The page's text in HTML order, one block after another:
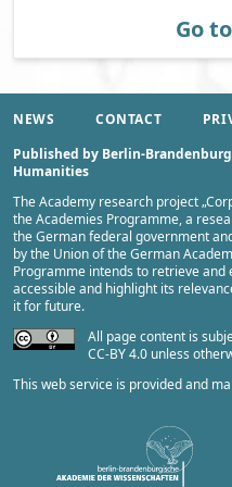
Go
NEWS CONTACT
Published by Berlin-
Humanities
The Academy research project „
theAcademies Programme, a
the German federal government
by the Union of the German
Programme intends to retrieve
accessible and highlight its
it for future.
All page content is
CC-BY 4.0 unless
This web service is provided and